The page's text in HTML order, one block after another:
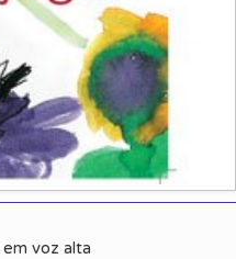
voz alta